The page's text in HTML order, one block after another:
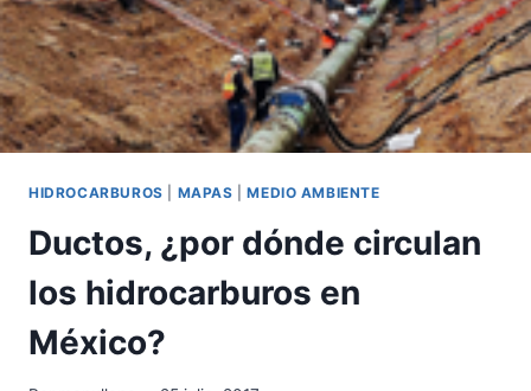
LA
VERDADERA
EMERGENCIA
HIDROCARBUROS MAPAS |MEDIO AMBIENTE
Ductos, ¿por dónde circulan
los hidrocarburos en
México?